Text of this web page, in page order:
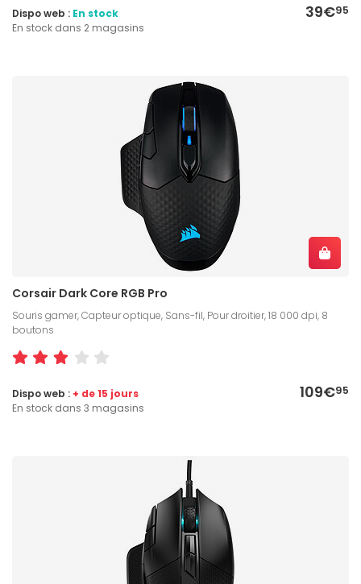
39€95
Dispo web : En stock
En stock dans 2 magasins
Corsair Dark Core RGB Pro
Souris gamer, Capteur optique, Sans-fil, Pour droitier, 18 000 dpi, 8
boutons
109€95
Dispo web : + de 15 jours
En stock dans 3 magasins